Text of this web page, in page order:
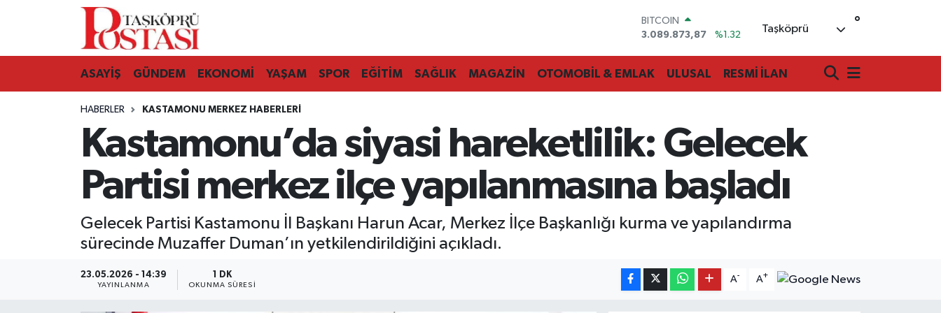
BITCOIN
3.089.873,87
%1.32
EURO
55,0398
%-0.02
GRAM ALTIN
6527.85
%0.54
BİST100
Taşköprü °
ASAYİŞ GÜNDEM EKONOMİ YAŞAM SPOR EĞİTİM SAĞLIK MAGAZİN OTOMOBİL & EMLAK ULUSAL RESMİ İLAN
HABERLER KASTAMONU MERKEZ HABERLERI
Kastamonu’da siyasi hareketlilik: Gelecek
Partisi merkez ilçe yapılanmasına başladı
Gelecek Partisi Kastamonu İl Başkanı Harun Acar, Merkez İlçe Başkanlığı kurma ve yapılandırma
sürecinde Muzaffer Duman’ın yetkilendirildiğini açıkladı.
23.05.2026 - 14:39
YAYINLANMA
1 DK
OKUNMA SÜRESI
A- A+
Kastamonu Vefat Edenler
Araç Haberleri
Azdavay Haberleri
Bozkurt Haberleri